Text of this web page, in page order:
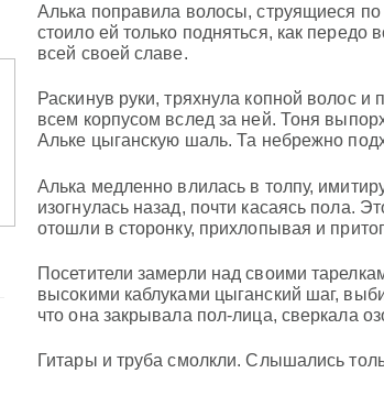
Алька поправила волосы, струящиеся
стоило ей только подняться, как передо
всей своей славе.
Раскинув руки, тряхнула копной волос
всем корпусом вслед за ней. Тоня
Альке цыганскую шаль. Та небрежно
Алька медленно влилась в толпу,
изогнулась назад, почти касаясь пола.
отошли в сторонку, прихлопывая и
Посетители замерли над своими
высокими каблуками цыганский шаг,
что она закрывала пол-лица, сверкала
Гитары и труба смолкли. Слышались